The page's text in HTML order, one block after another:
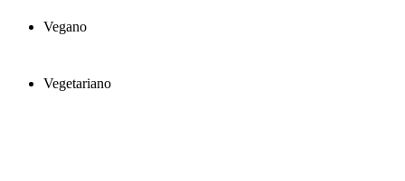
Vegano
Vegetariano